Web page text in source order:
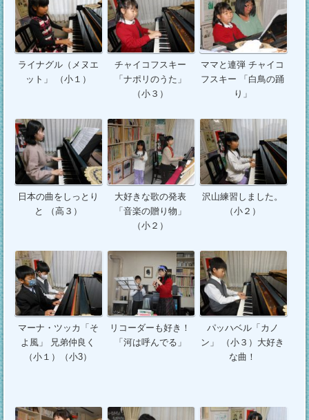
ライナグル（メヌエ
ット」 （小１）
チャイコフスキー
「ナポリのうた」
（小３）
ママと連弾 チャイコ
フスキー 「白鳥の踊
り」
日本の曲をしっとり
と （高３）
大好きな歌の発表
「音楽の贈り物」
（小２）
沢山練習しました。
（小２）
マーナ・ツッカ「そ
よ風」 兄弟仲良く
（小１）（小3）
リコーダーも好き！
「河は呼んでる」
パッハベル「カノ
ン」 （小３）大好き
な曲！